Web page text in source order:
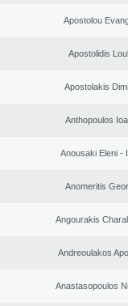
Apostolou
Apostolidis
Apostolakis
Anthopoulos
Anousaki Eleni -
Anomeritis
Angourakis
Andreoulakos
Anastasopoulos